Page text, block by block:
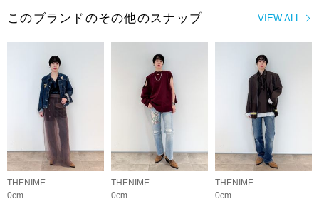
VIEW ALL
このブランドのその他のスナップ
THENIME
0cm
THENIME
0cm
THENIME
0cm